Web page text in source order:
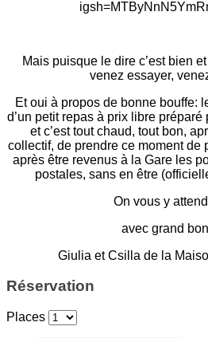
Mais puisque le dire c’est bien
venez essayer,
Et oui à propos de bonne bouffe:
d’un petit repas à prix libre
et c’est tout chaud, tout bon,
collectif, de prendre ce moment de
après être revenus à la Gare les
postales, sans en être
On vous y
avec grand
Giulia et Csilla de la
Réservation
Places